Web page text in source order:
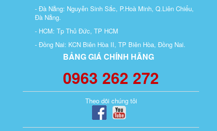
- Đà Nẵng: Nguyễn Sinh Sắc, P.Hoà Minh, Q.Liên Chiểu,
Đà Nẵng.
- HCM: Tp Thủ Đức, TP HCM
- Đồng Nai: KCN Biên Hòa II, TP Biên Hòa, Đồng Nai.
BẢNG GIÁ CHÍNH HÃNG
0963 262 272
Theo dõi chúng tôi